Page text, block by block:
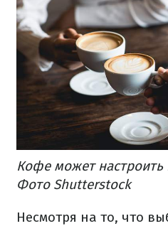
Кофе может
Фото Shutterstock
Несмотря на то, что